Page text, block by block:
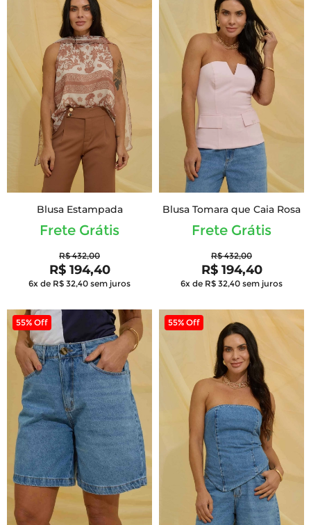
Blusa Estampada
Frete Grátis
R$ 432,00
R$ 194,40
6x de R$ 32,40 sem juros
Blusa Tomara que Caia Rosa
Frete Grátis
R$ 432,00
R$ 194,40
6x de R$ 32,40 sem juros
55% Off 55% Off